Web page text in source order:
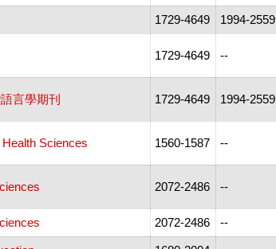
1729-4649 1994-2559
1729-4649 --
言學期刊 1729-4649 1994-2559
Sciences 1560-1587 --
2072-2486 --
2072-2486 --